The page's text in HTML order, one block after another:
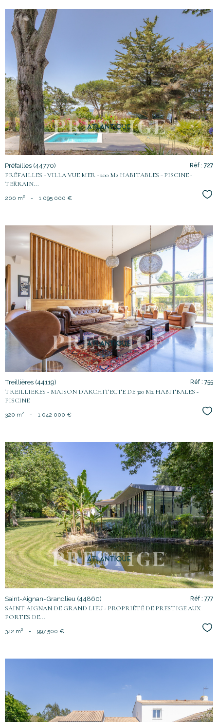
voir le
bien
Préfailles (44770)
PRÉFAILLES - VILLA VUE MER - 200 M2 HABITABLES - PISCINE -
TERRAIN...
Réf : 727
200 m² - 1 095 000 €
voir le
bien
Treillières (44119)
TREILLIERES - MAISON D'ARCHITECTE DE 320 M2 HABITBALES -
PISCINE
Réf : 755
320 m² - 1 042 000 €
voir le
bien
Saint-Aignan-Grandlieu (44860)
SAINT AIGNAN DE GRAND LIEU - PROPRIÉTÉ DE PRESTIGE AUX
PORTES DE...
Réf : 777
342 m² - 997 500 €